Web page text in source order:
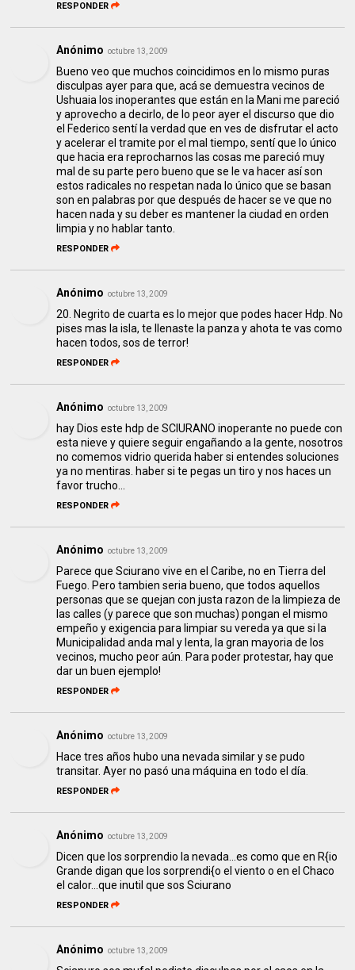
RESPONDER
Anónimo octubre 13, 2009
Bueno veo que muchos coincidimos en lo mismo puras
disculpas ayer para que, acá se demuestra vecinos de
Ushuaia los inoperantes que están en la Mani me pareció
y aprovecho a decirlo, de lo peor ayer el discurso que dio
el Federico sentí la verdad que en ves de disfrutar el acto
y acelerar el tramite por el mal tiempo, sentí que lo único
que hacia era reprocharnos las cosas me pareció muy
mal de su parte pero bueno que se le va hacer así son
estos radicales no respetan nada lo único que se basan
son en palabras por que después de hacer se ve que no
hacen nada y su deber es mantener la ciudad en orden
limpia y no hablar tanto.
RESPONDER
Anónimo octubre 13, 2009
20. Negrito de cuarta es lo mejor que podes hacer Hdp. No
pises mas la isla, te llenaste la panza y ahota te vas como
hacen todos, sos de terror!
RESPONDER
Anónimo octubre 13, 2009
hay Dios este hdp de SCIURANO inoperante no puede con
esta nieve y quiere seguir engañando a la gente, nosotros
no comemos vidrio querida haber si entendes soluciones
ya no mentiras. haber si te pegas un tiro y nos haces un
favor trucho...
RESPONDER
Anónimo octubre 13, 2009
Parece que Sciurano vive en el Caribe, no en Tierra del
Fuego. Pero tambien seria bueno, que todos aquellos
personas que se quejan con justa razon de la limpieza de
las calles (y parece que son muchas) pongan el mismo
empeño y exigencia para limpiar su vereda ya que si la
Municipalidad anda mal y lenta, la gran mayoria de los
vecinos, mucho peor aún. Para poder protestar, hay que
dar un buen ejemplo!
RESPONDER
Anónimo octubre 13, 2009
Hace tres años hubo una nevada similar y se pudo
transitar. Ayer no pasó una máquina en todo el día.
RESPONDER
Anónimo octubre 13, 2009
Dicen que los sorprendio la nevada...es como que en R{io
Grande digan que los sorprendi{o el viento o en el Chaco
el calor...que inutil que sos Sciurano
RESPONDER
Anónimo octubre 13, 2009